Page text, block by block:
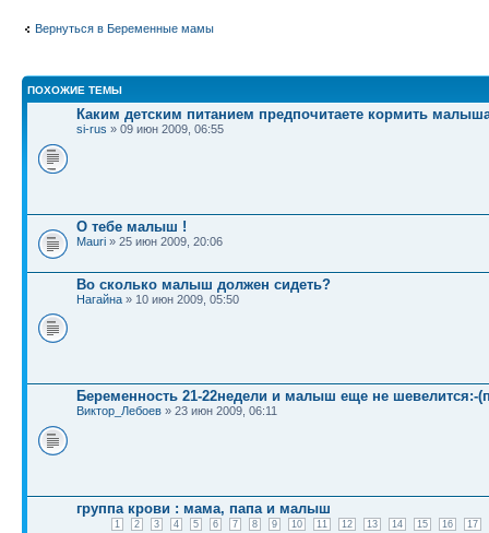
Вернуться в Беременные мамы
ПОХОЖИЕ ТЕМЫ
Каким детским питанием предпочитаете кормить
si-rus » 09 июн 2009, 06:55
О тебе малыш !
Mauri » 25 июн 2009, 20:06
Во сколько малыш должен сидеть?
Нагайна » 10 июн 2009, 05:50
Беременность 21-22недели и малыш еще не шевелится:-
Виктор_Лебоев » 23 июн 2009, 06:11
группа крови : мама, папа и малыш
1 2 3 4 5 6 7 8 9 10 11 12 13 14 15 16 17